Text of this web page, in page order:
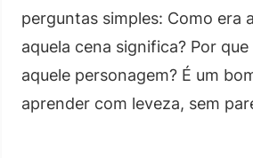
perguntas simples: Como era
aquela cena significa? Por
aquele personagem? É um
aprender com leveza, sem